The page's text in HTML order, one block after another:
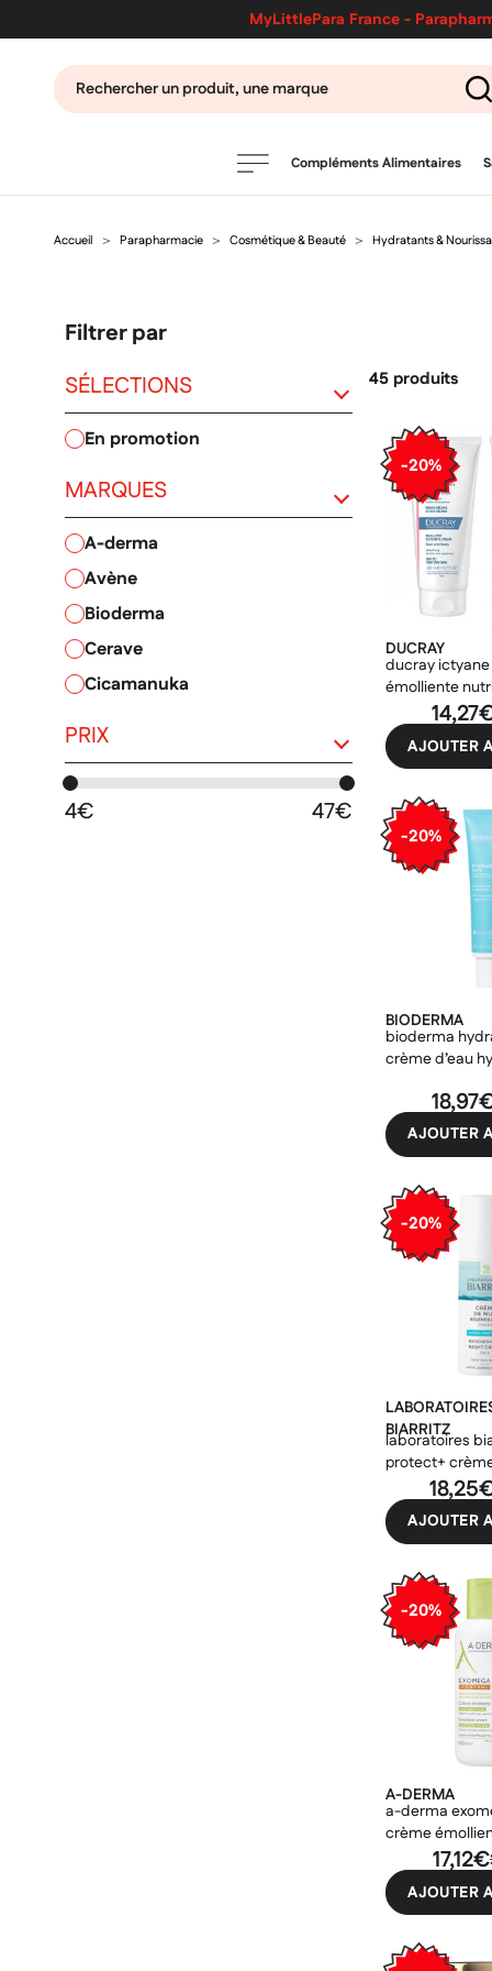
MyLittlePara France -
CATÉGORIES
PRODUITS
Compléments Alimentaires
Accueil Parapharmacie Cosmétique & Beauté Hydratants &
Filtrer par
SÉLECTIONS
en promotion
MARQUES
a-derma
avène
bioderma
cerave
cicamanuka
ducray
PRIX
4€ 47€
45 produits
-20%
DUCRAY
ducray
émolliente
AJOUTER
-20%
BIODERMA
bioderma
crème d’eau
AJOUTER
-20%
BIARRITZ
laboratoires
protect+
régénérante
AJOUTER
-20%
A-DERMA
a-derma
crème
grattage 400ml
17,12€
AJOUTER